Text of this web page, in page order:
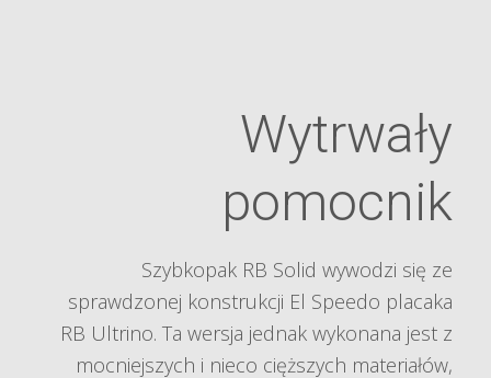
Wytrwały
pomocnik
Szybkopak RB Solid wywodzi się ze
sprawdzonej konstrukcji El Speedo placaka
RB Ultrino. Ta wersja jednak wykonana jest z
mocniejszych i nieco cięższych materiałów,